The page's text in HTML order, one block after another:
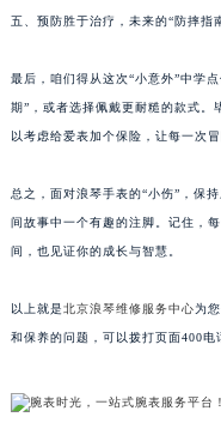
五、预防胜于治疗，未来的“防摔指
最后，咱们得从这次“小意外”中学
期”，或者选择佩戴更耐糙的款式。
以考虑给爱表加个保险，让每一次
总之，面对浪琴手表的“小伤”，保
间故事中一个有趣的注脚。记住，
间，也见证你的成长与智慧。
以上就是北京浪琴维修服务中心为
和保养的问题，可以拨打页面400电